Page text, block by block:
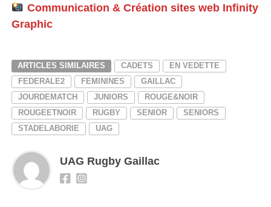
Communication & Création sites web Infinity
Graphic
ARTICLES SIMILAIRES CADETS
EN VEDETTE
FEDERALE2
FEMININES
GAILLAC
JOURDEMATCH
JUNIORS
ROUGE&NOIR
ROUGEETNOIR
RUGBY SENIOR
SENIORS
STADELABORIE
UAG
UAG Rugby Gaillac